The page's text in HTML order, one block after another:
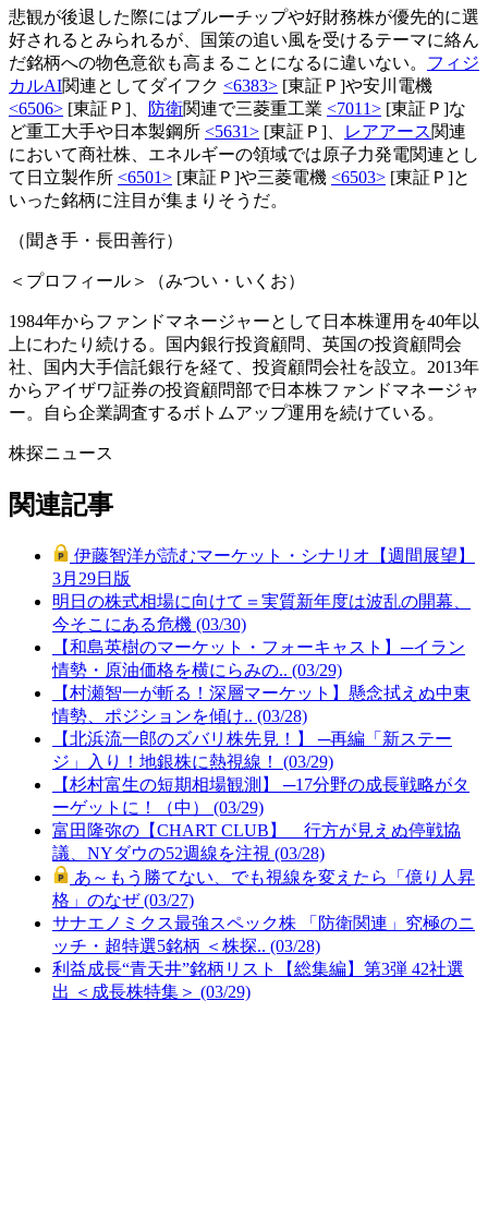
悲観が後退した際にはブルーチップや好財務株が優先的に選
好されるとみられるが、国策の追い風を受けるテーマに絡ん
だ銘柄への物色意欲も高まることになるに違いない。 フィジ
カルAI関連としてダイフク <6383> [東証Ｐ]や安川電機
<6506> [東証Ｐ]、 防衛関連で三菱重工業 <7011> [東証Ｐ]な
ど重工大手や日本製鋼所 <5631> [東証Ｐ]、 レアアース関連
において商社株、エネルギーの領域では原子力発電関連とし
て日立製作所 <6501> [東証Ｐ]や三菱電機 <6503> [東証Ｐ]と
いった銘柄に注目が集まりそうだ。
（聞き手・長田善行）
＜プロフィール＞（みつい・いくお）
1984年からファンドマネージャーとして日本株運用を40年以
上にわたり続ける。国内銀行投資顧問、英国の投資顧問会
社、国内大手信託銀行を経て、投資顧問会社を設立。2013年
からアイザワ証券の投資顧問部で日本株ファンドマネージャ
ー。自ら企業調査するボトムアップ運用を続けている。
株探ニュース
関連記事
伊藤智洋が読むマーケット・シナリオ【週間展望】
3月29日版
明日の株式相場に向けて＝実質新年度は波乱の開幕、
今そこにある危機 (03/30)
【和島英樹のマーケット・フォーキャスト】─イラン
情勢・原油価格を横にらみの.. (03/29)
【村瀬智一が斬る！深層マーケット】懸念拭えぬ中東
情勢、ポジションを傾け.. (03/28)
【北浜流一郎のズバリ株先見！】 ─再編「新ステー
ジ」入り！地銀株に熱視線！ (03/29)
【杉村富生の短期相場観測】 ─17分野の成長戦略がタ
ーゲットに！（中） (03/29)
富田隆弥の【CHART CLUB】 行方が見えぬ停戦協
議、NYダウの52週線を注視 (03/28)
あ～もう勝てない、でも視線を変えたら「億り人昇
格」のなぜ (03/27)
サナエノミクス最強スペック株 「防衛関連」究極のニ
ッチ・超特選5銘柄 ＜株探.. (03/28)
利益成長“青天井”銘柄リスト【総集編】第3弾 42社選
出 ＜成長株特集＞ (03/29)